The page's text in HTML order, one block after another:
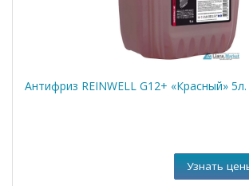
Антифриз REINWELL G12+ «Красный» 5л.
Узнать